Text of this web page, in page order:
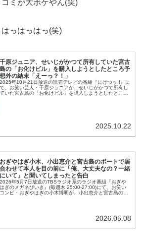
ミが大ボケやん(笑)
はっはっはっ(笑)
千原ジュニア、せいじがかつて所有していた宮古
島の「お化けビル」を購入しようとしたところ予
想外の結末「えーっ？！」
2025年10月21日放送の読売テレビの番組『にけつッ!!』に
て、お笑い芸人・千原ジュニアが、せいじがかつて所有し
ていた宮古島の「お化けビル」を購入しようとしたところ
2025.10.22
おぎやはぎ小木、小出恵介と宮古島のボートで居
合わせて本人を目の前に「俺、大丈夫なの？一緒
にいて」と聞いてしまったと告白
2026年5月7日放送のTBSラジオ系のラジオ番組『おぎや
はぎのメガネびいき』(毎週木 25:00-27:00)にて、お笑い
コンビ・おぎやはぎの小木博明が、小出恵介と宮古島のボ
2026.05.08